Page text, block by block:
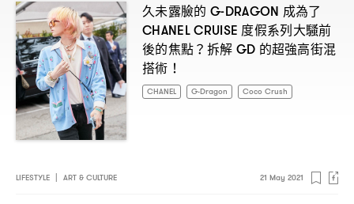
久未露臉的 G-DRAGON 成為了
CHANEL CRUISE度假系列大騷前
後的焦點？ 拆解 GD 的超強高街混
搭術 ！
CHANEL G-Dragon Coco Crush
LIFESTYLE ART & CULTURE 21 May 2021